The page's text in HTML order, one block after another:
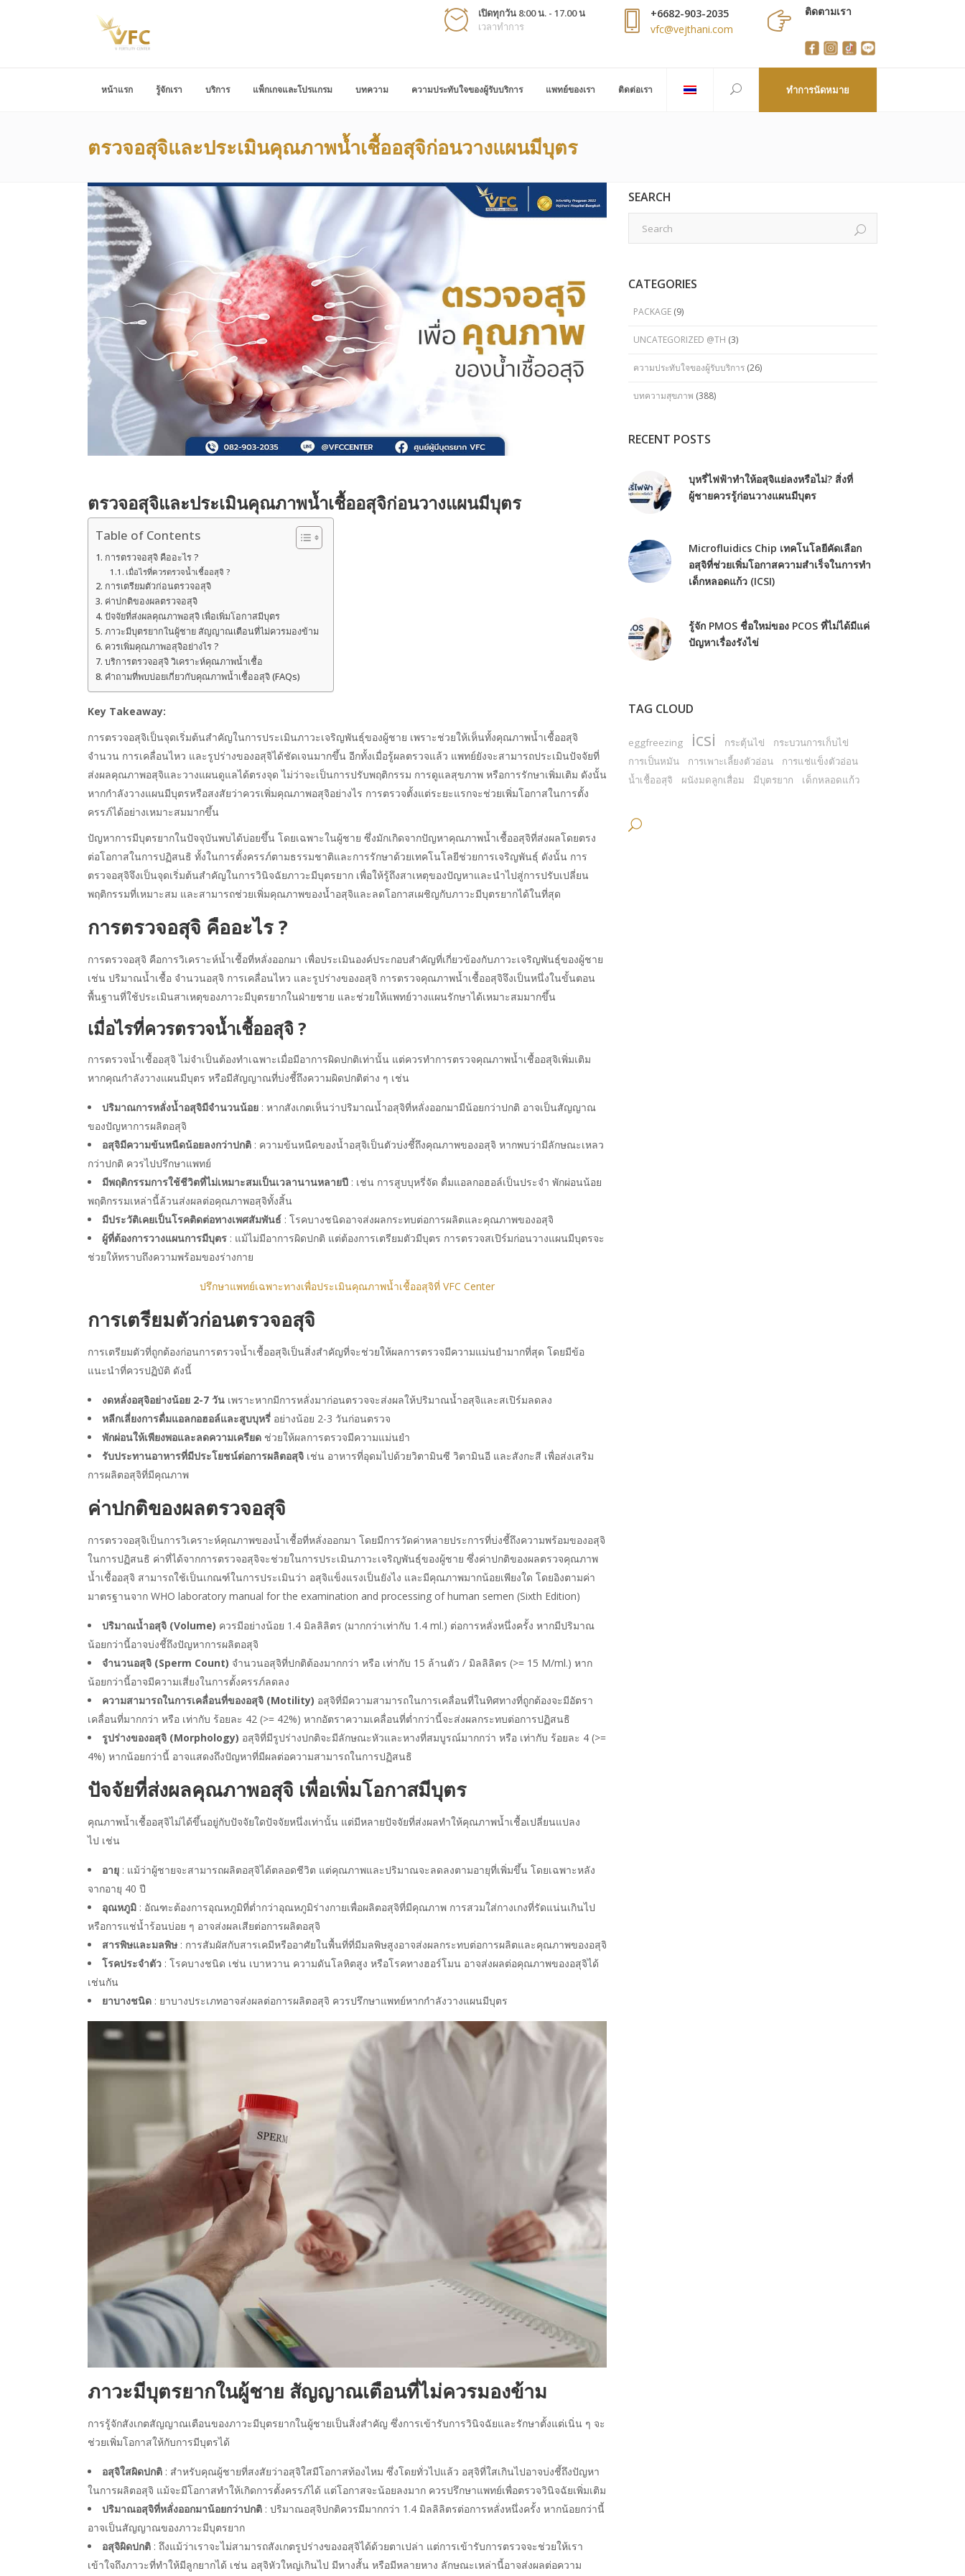
เปิดทุกวัน 8:00 น. - 17.00 น
เวลาทำการ
+6682-903-2035
vfc@vejthani.com
ติดตามเรา
หน้าแรก รู้จักเรา บริการ แพ็กเกจและโปรแกรม บทความ ความประทับใจของผู้รับบริการ แพทย์ของเรา ติดต่อเรา ทำการนัดหมาย
ตรวจอสุจิและประเมินคุณภาพน้ำเชื้ออสุจิก่อนวางแผนมีบุตร
ตรวจอสุจิและประเมินคุณภาพน้ำเชื้ออสุจิก่อนวางแผนมีบุตร
Table of Contents
การตรวจอสุจิ คืออะไร ?
เมื่อไรที่ควรตรวจน้ำเชื้ออสุจิ ?
การเตรียมตัวก่อนตรวจอสุจิ
ค่าปกติของผลตรวจอสุจิ
ปัจจัยที่ส่งผลคุณภาพอสุจิ เพื่อเพิ่มโอกาสมีบุตร
ภาวะมีบุตรยากในผู้ชาย สัญญาณเตือนที่ไม่ควรมองข้าม
ควรเพิ่มคุณภาพอสุจิอย่างไร ?
บริการตรวจอสุจิ วิเคราะห์คุณภาพน้ำเชื้อ
คำถามที่พบบ่อยเกี่ยวกับคุณภาพน้ำเชื้ออสุจิ (FAQs)
Key Takeaway:
การตรวจอสุจิเป็นจุดเริ่มต้นสำคัญในการประเมินภาวะเจริญพันธุ์ของผู้ชาย เพราะช่วยให้เห็นทั้งคุณภาพน้ำเชื้ออสุจิ
จำนวน การเคลื่อนไหว และรูปร่างของอสุจิได้ชัดเจนมากขึ้น อีกทั้งเมื่อรู้ผลตรวจแล้ว แพทย์ยังจะสามารถประเมินปัจจัยที่
ส่งผลคุณภาพอสุจิและวางแผนดูแลได้ตรงจุด ไม่ว่าจะเป็นการปรับพฤติกรรม การดูแลสุขภาพ หรือการรักษาเพิ่มเติม ดังนั้น
หากกำลังวางแผนมีบุตรหรือสงสัยว่าควรเพิ่มคุณภาพอสุจิอย่างไร การตรวจตั้งแต่ระยะแรกจะช่วยเพิ่มโอกาสในการตั้ง
ครรภ์ได้อย่างเหมาะสมมากขึ้น
ปัญหาการมีบุตรยากในปัจจุบันพบได้บ่อยขึ้น โดยเฉพาะในผู้ชาย ซึ่งมักเกิดจากปัญหาคุณภาพน้ำเชื้ออสุจิที่ส่งผลโดยตรง
ต่อโอกาสในการปฏิสนธิ ทั้งในการตั้งครรภ์ตามธรรมชาติและการรักษาด้วยเทคโนโลยีช่วยการเจริญพันธุ์ ดังนั้น การ
ตรวจอสุจิจึงเป็นจุดเริ่มต้นสำคัญในการวินิจฉัยภาวะมีบุตรยาก เพื่อให้รู้ถึงสาเหตุของปัญหาและนำไปสู่การปรับเปลี่ยน
พฤติกรรมที่เหมาะสม และสามารถช่วยเพิ่มคุณภาพของน้ำอสุจิและลดโอกาสเผชิญกับภาวะมีบุตรยากได้ในที่สุด
การตรวจอสุจิ คืออะไร ?
การตรวจอสุจิ คือการวิเคราะห์น้ำเชื้อที่หลั่งออกมา เพื่อประเมินองค์ประกอบสำคัญที่เกี่ยวข้องกับภาวะเจริญพันธุ์ของผู้ชาย
เช่น ปริมาณน้ำเชื้อ จำนวนอสุจิ การเคลื่อนไหว และรูปร่างของอสุจิ การตรวจคุณภาพน้ำเชื้ออสุจิจึงเป็นหนึ่งในขั้นตอน
พื้นฐานที่ใช้ประเมินสาเหตุของภาวะมีบุตรยากในฝ่ายชาย และช่วยให้แพทย์วางแผนรักษาได้เหมาะสมมากขึ้น
เมื่อไรที่ควรตรวจน้ำเชื้ออสุจิ ?
การตรวจน้ำเชื้ออสุจิ ไม่จำเป็นต้องทำเฉพาะเมื่อมีอาการผิดปกติเท่านั้น แต่ควรทำการตรวจคุณภาพน้ำเชื้ออสุจิเพิ่มเติม
หากคุณกำลังวางแผนมีบุตร หรือมีสัญญาณที่บ่งชี้ถึงความผิดปกติต่าง ๆ เช่น
ปริมาณการหลั่งน้ำอสุจิมีจำนวนน้อย : หากสังเกตเห็นว่าปริมาณน้ำอสุจิที่หลั่งออกมามีน้อยกว่าปกติ อาจเป็นสัญญาณ
ของปัญหาการผลิตอสุจิ
อสุจิมีความข้นหนืดน้อยลงกว่าปกติ : ความข้นหนืดของน้ำอสุจิเป็นตัวบ่งชี้ถึงคุณภาพของอสุจิ หากพบว่ามีลักษณะเหลว
กว่าปกติ ควรไปปรึกษาแพทย์
มีพฤติกรรมการใช้ชีวิตที่ไม่เหมาะสมเป็นเวลานานหลายปี : เช่น การสูบบุหรี่จัด ดื่มแอลกอฮอล์เป็นประจำ พักผ่อนน้อย
พฤติกรรมเหล่านี้ล้วนส่งผลต่อคุณภาพอสุจิทั้งสิ้น
มีประวัติเคยเป็นโรคติดต่อทางเพศสัมพันธ์ : โรคบางชนิดอาจส่งผลกระทบต่อการผลิตและคุณภาพของอสุจิ
ผู้ที่ต้องการวางแผนการมีบุตร : แม้ไม่มีอาการผิดปกติ แต่ต้องการเตรียมตัวมีบุตร การตรวจสเปิร์มก่อนวางแผนมีบุตรจะ
ช่วยให้ทราบถึงความพร้อมของร่างกาย
ปรึกษาแพทย์เฉพาะทางเพื่อประเมินคุณภาพน้ำเชื้ออสุจิที่ VFC Center
การเตรียมตัวก่อนตรวจอสุจิ
การเตรียมตัวที่ถูกต้องก่อนการตรวจน้ำเชื้ออสุจิเป็นสิ่งสำคัญที่จะช่วยให้ผลการตรวจมีความแม่นยำมากที่สุด โดยมีข้อ
แนะนำที่ควรปฏิบัติ ดังนี้
งดหลั่งอสุจิอย่างน้อย 2-7 วัน เพราะหากมีการหลั่งมาก่อนตรวจจะส่งผลให้ปริมาณน้ำอสุจิและสเปิร์มลดลง
หลีกเลี่ยงการดื่มแอลกอฮอล์และสูบบุหรี่ อย่างน้อย 2-3 วันก่อนตรวจ
พักผ่อนให้เพียงพอและลดความเครียด ช่วยให้ผลการตรวจมีความแม่นยำ
รับประทานอาหารที่มีประโยชน์ต่อการผลิตอสุจิ เช่น อาหารที่อุดมไปด้วยวิตามินซี วิตามินอี และสังกะสี เพื่อส่งเสริม
การผลิตอสุจิที่มีคุณภาพ
ค่าปกติของผลตรวจอสุจิ
การตรวจอสุจิเป็นการวิเคราะห์คุณภาพของน้ำเชื้อที่หลั่งออกมา โดยมีการวัดค่าหลายประการที่บ่งชี้ถึงความพร้อมของอสุจิ
ในการปฏิสนธิ ค่าที่ได้จากการตรวจอสุจิจะช่วยในการประเมินภาวะเจริญพันธุ์ของผู้ชาย ซึ่งค่าปกติของผลตรวจคุณภาพ
น้ำเชื้ออสุจิ สามารถใช้เป็นเกณฑ์ในการประเมินว่า อสุจิแข็งแรงเป็นยังไง และมีคุณภาพมากน้อยเพียงใด โดยอิงตามค่า
มาตรฐานจาก WHO laboratory manual for the examination and processing of human semen (Sixth Edition)
ปริมาณน้ำอสุจิ (Volume) ควรมีอย่างน้อย 1.4 มิลลิลิตร (มากกว่าเท่ากับ 1.4 ml.) ต่อการหลั่งหนึ่งครั้ง หากมีปริมาณ
น้อยกว่านี้อาจบ่งชี้ถึงปัญหาการผลิตอสุจิ
จำนวนอสุจิ (Sperm Count) จำนวนอสุจิที่ปกติต้องมากกว่า หรือ เท่ากับ 15 ล้านตัว / มิลลิลิตร (>= 15 M/ml.) หาก
น้อยกว่านี้อาจมีความเสี่ยงในการตั้งครรภ์ลดลง
ความสามารถในการเคลื่อนที่ของอสุจิ (Motility) อสุจิที่มีความสามารถในการเคลื่อนที่ในทิศทางที่ถูกต้องจะมีอัตรา
เคลื่อนที่มากกว่า หรือ เท่ากับ ร้อยละ 42 (>= 42%) หากอัตราความเคลื่อนที่ต่ำกว่านี้จะส่งผลกระทบต่อการปฏิสนธิ
รูปร่างของอสุจิ (Morphology) อสุจิที่มีรูปร่างปกติจะมีลักษณะหัวและหางที่สมบูรณ์มากกว่า หรือ เท่ากับ ร้อยละ 4 (>=
4%) หากน้อยกว่านี้ อาจแสดงถึงปัญหาที่มีผลต่อความสามารถในการปฏิสนธิ
ปัจจัยที่ส่งผลคุณภาพอสุจิ เพื่อเพิ่มโอกาสมีบุตร
คุณภาพน้ำเชื้ออสุจิไม่ได้ขึ้นอยู่กับปัจจัยใดปัจจัยหนึ่งเท่านั้น แต่มีหลายปัจจัยที่ส่งผลทำให้คุณภาพน้ำเชื้อเปลี่ยนแปลง
ไป เช่น
อายุ : แม้ว่าผู้ชายจะสามารถผลิตอสุจิได้ตลอดชีวิต แต่คุณภาพและปริมาณจะลดลงตามอายุที่เพิ่มขึ้น โดยเฉพาะหลัง
จากอายุ 40 ปี
อุณหภูมิ : อัณฑะต้องการอุณหภูมิที่ต่ำกว่าอุณหภูมิร่างกายเพื่อผลิตอสุจิที่มีคุณภาพ การสวมใส่กางเกงที่รัดแน่นเกินไป
หรือการแช่น้ำร้อนบ่อย ๆ อาจส่งผลเสียต่อการผลิตอสุจิ
สารพิษและมลพิษ : การสัมผัสกับสารเคมีหรืออาศัยในพื้นที่ที่มีมลพิษสูงอาจส่งผลกระทบต่อการผลิตและคุณภาพของอสุจิ
โรคประจำตัว : โรคบางชนิด เช่น เบาหวาน ความดันโลหิตสูง หรือโรคทางฮอร์โมน อาจส่งผลต่อคุณภาพของอสุจิได้
เช่นกัน
ยาบางชนิด : ยาบางประเภทอาจส่งผลต่อการผลิตอสุจิ ควรปรึกษาแพทย์หากกำลังวางแผนมีบุตร
ภาวะมีบุตรยากในผู้ชาย สัญญาณเตือนที่ไม่ควรมองข้าม
การรู้จักสังเกตสัญญาณเตือนของภาวะมีบุตรยากในผู้ชายเป็นสิ่งสำคัญ ซึ่งการเข้ารับการวินิจฉัยและรักษาตั้งแต่เนิ่น ๆ จะ
ช่วยเพิ่มโอกาสให้กับการมีบุตรได้
อสุจิใสผิดปกติ : สำหรับคุณผู้ชายที่สงสัยว่าอสุจิใสมีโอกาสท้องไหม ซึ่งโดยทั่วไปแล้ว อสุจิที่ใสเกินไปอาจบ่งชี้ถึงปัญหา
ในการผลิตอสุจิ แม้จะมีโอกาสทำให้เกิดการตั้งครรภ์ได้ แต่โอกาสจะน้อยลงมาก ควรปรึกษาแพทย์เพื่อตรวจวินิจฉัยเพิ่มเติม
ปริมาณอสุจิที่หลั่งออกมาน้อยกว่าปกติ : ปริมาณอสุจิปกติควรมีมากกว่า 1.4 มิลลิลิตรต่อการหลั่งหนึ่งครั้ง หากน้อยกว่านี้
อาจเป็นสัญญาณของภาวะมีบุตรยาก
อสุจิผิดปกติ : ถึงแม้ว่าเราจะไม่สามารถสังเกตรูปร่างของอสุจิได้ด้วยตาเปล่า แต่การเข้ารับการตรวจจะช่วยให้เรา
เข้าใจถึงภาวะที่ทำให้มีลูกยากได้ เช่น อสุจิหัวใหญ่เกินไป มีหางสั้น หรือมีหลายหาง ลักษณะเหล่านี้อาจส่งผลต่อความ
SEARCH
CATEGORIES
PACKAGE (9)
UNCATEGORIZED @TH (3)
ความประทับใจของผู้รับบริการ (26)
บทความสุขภาพ (388)
RECENT POSTS
บุหรี่ไฟฟ้าทำให้อสุจิแย่ลงหรือไม่? สิ่งที่
ผู้ชายควรรู้ก่อนวางแผนมีบุตร
Microfluidics Chip เทคโนโลยีคัดเลือก
อสุจิที่ช่วยเพิ่มโอกาสความสำเร็จในการทำ
เด็กหลอดแก้ว (ICSI)
รู้จัก PMOS ชื่อใหม่ของ PCOS ที่ไม่ได้มีแค่
ปัญหาเรื่องรังไข่
TAG CLOUD
eggfreezing icsi กระตุ้นไข่
กระบวนการเก็บไข่
การเป็นหมัน
การเพาะเลี้ยงตัวอ่อน
การแช่แข็งตัวอ่อน
น้ำเชื้ออสุจิ
ผนังมดลูกเสื่อม มีบุตรยาก เด็กหลอดแก้ว